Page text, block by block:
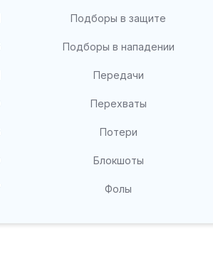
Подборы в защите
Подборы в нападении
Передачи
Перехваты
Потери
Блокшоты
Фолы